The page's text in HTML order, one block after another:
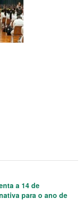
a 14 de
para o ano de